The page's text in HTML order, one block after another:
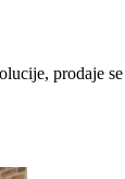
prodaje